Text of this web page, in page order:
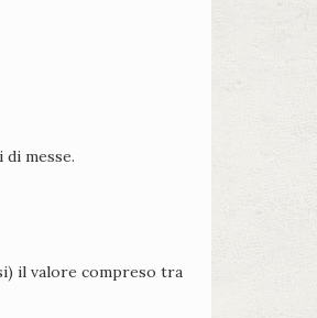
messe.
il valore compreso tra